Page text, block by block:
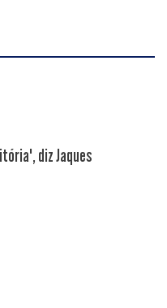
diz Jaques